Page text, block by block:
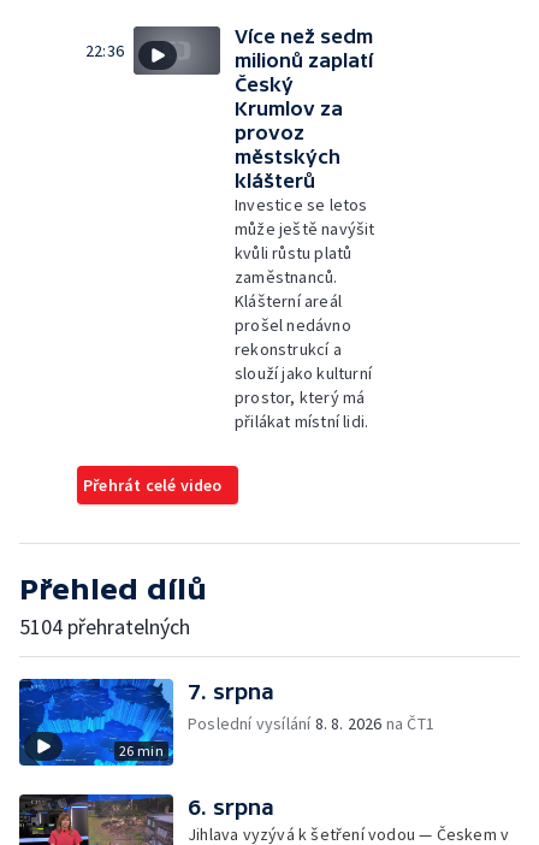
22:36
Více než sedm
milionů zaplatí
Český
Krumlov za
provoz
městských
klášterů
Investice se letos
může ještě navýšit
kvůli růstu platů
zaměstnanců.
Klášterní areál
prošel nedávno
rekonstrukcí a
slouží jako kulturní
prostor, který má
přilákat místní lidi.
Přehrát celé video
Přehled dílů
5104 přehratelných
26 min
7. srpna
Poslední vysílání8. 8. 2026 na ČT1
6. srpna
Jihlava vyzývá k šetření vodou — Českem v